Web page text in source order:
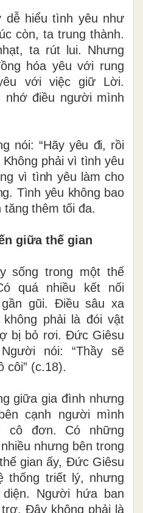
dễ hiểu tình yêu như
còn, ta trung thành.
ta rút lui. Nhưng
hóa yêu với rung
với việc giữ Lời.
nhớ điều người mình
nói: “Hãy yêu đi, rồi
Không phải vì tình yêu
vì tình yêu làm cho
Tình yêu không bao
thêm tối đa.
giữa thế gian
sống trong một thế
quá nhiều kết nối
gũi. Điều sâu xa
phải là đói vật
bị bỏ rơi. Đức Giêsu
nói: “Thầy sẽ
côi” (c.18).
giữa gia đình nhưng
cạnh người mình
cô đơn. Có những
nhưng bên trong
gian ấy, Đức Giêsu
thống triết lý, nhưng
Người hứa ban
Đây không phải là